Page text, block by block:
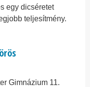
egy dicséretet
teljesítmény.
Gimnázium 11.